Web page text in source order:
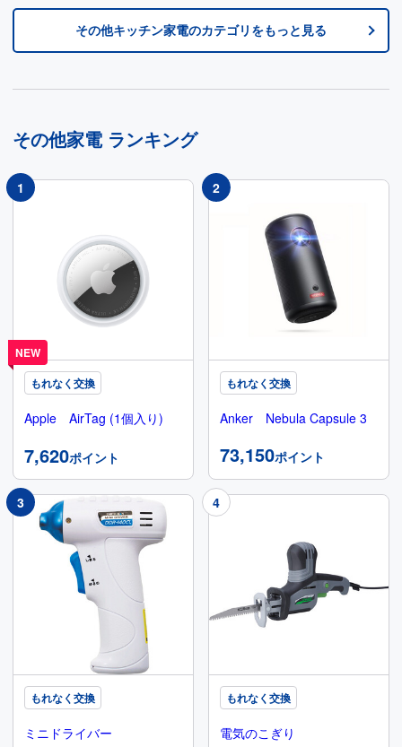
その他キッチン家電のカテゴリをもっと見る
その他家電ランキング
NEW
もれなく交換
Apple AirTag (1個入り)
7,620ポイント
もれなく交換
Anker Nebula Capsule 3
73,150ポイント
もれなく交換
ミニドライバー
もれなく交換
電気のこぎり